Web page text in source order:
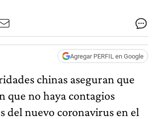
Agregar PERFIL en Google
chinas aseguran que
que no haya contagios
del nuevo coronavirus en el